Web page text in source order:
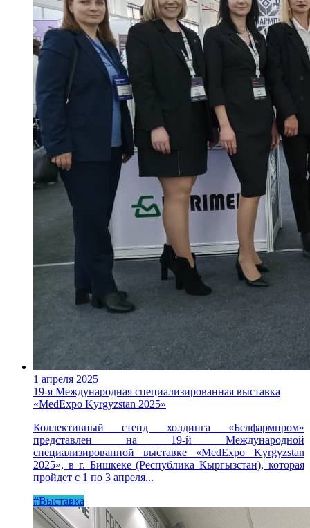
1 апреля 2025
19-я Международная специализированная выставка
«MedExpo Kyrgyzstan 2025»
Коллективный стенд холдинга «Белфармпром»
представлен на 19-й Международной
специализированной выставке «MedExpo Kyrgyzstan
2025», в г. Бишкеке (Республика Кыргызстан), которая
пройдет с 1 по 3 апреля...
#Выставка